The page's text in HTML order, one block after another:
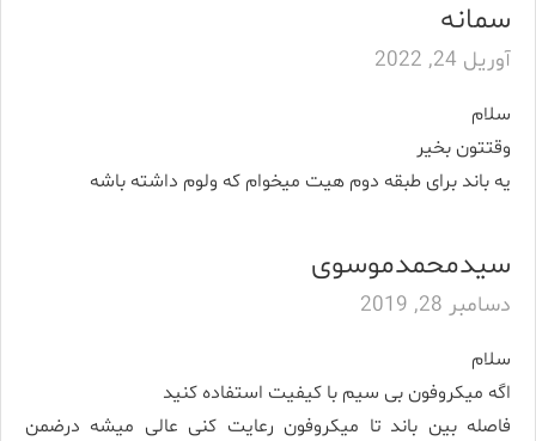
سمانه
آوریل 24, 2022
سلام
وقتتون بخیر
یه باند برای طبقه دوم هیت میخوام که ولوم داشته باشه
سیدمحمدموسوی
دسامبر 28, 2019
سلام
اگه میکروفون بی سیم با کیفیت استفاده کنید
فاصله بین باند تا میکروفون رعایت کنی عالی میشه درضمن